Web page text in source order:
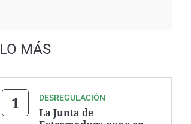
LO MÁS
DESREGULACIÓN
La Junta de